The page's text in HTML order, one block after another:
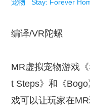
宠物 Stay: Forever
编译/VR陀螺
MR虚拟宠物游戏
t Steps》和《
戏可以让玩家在